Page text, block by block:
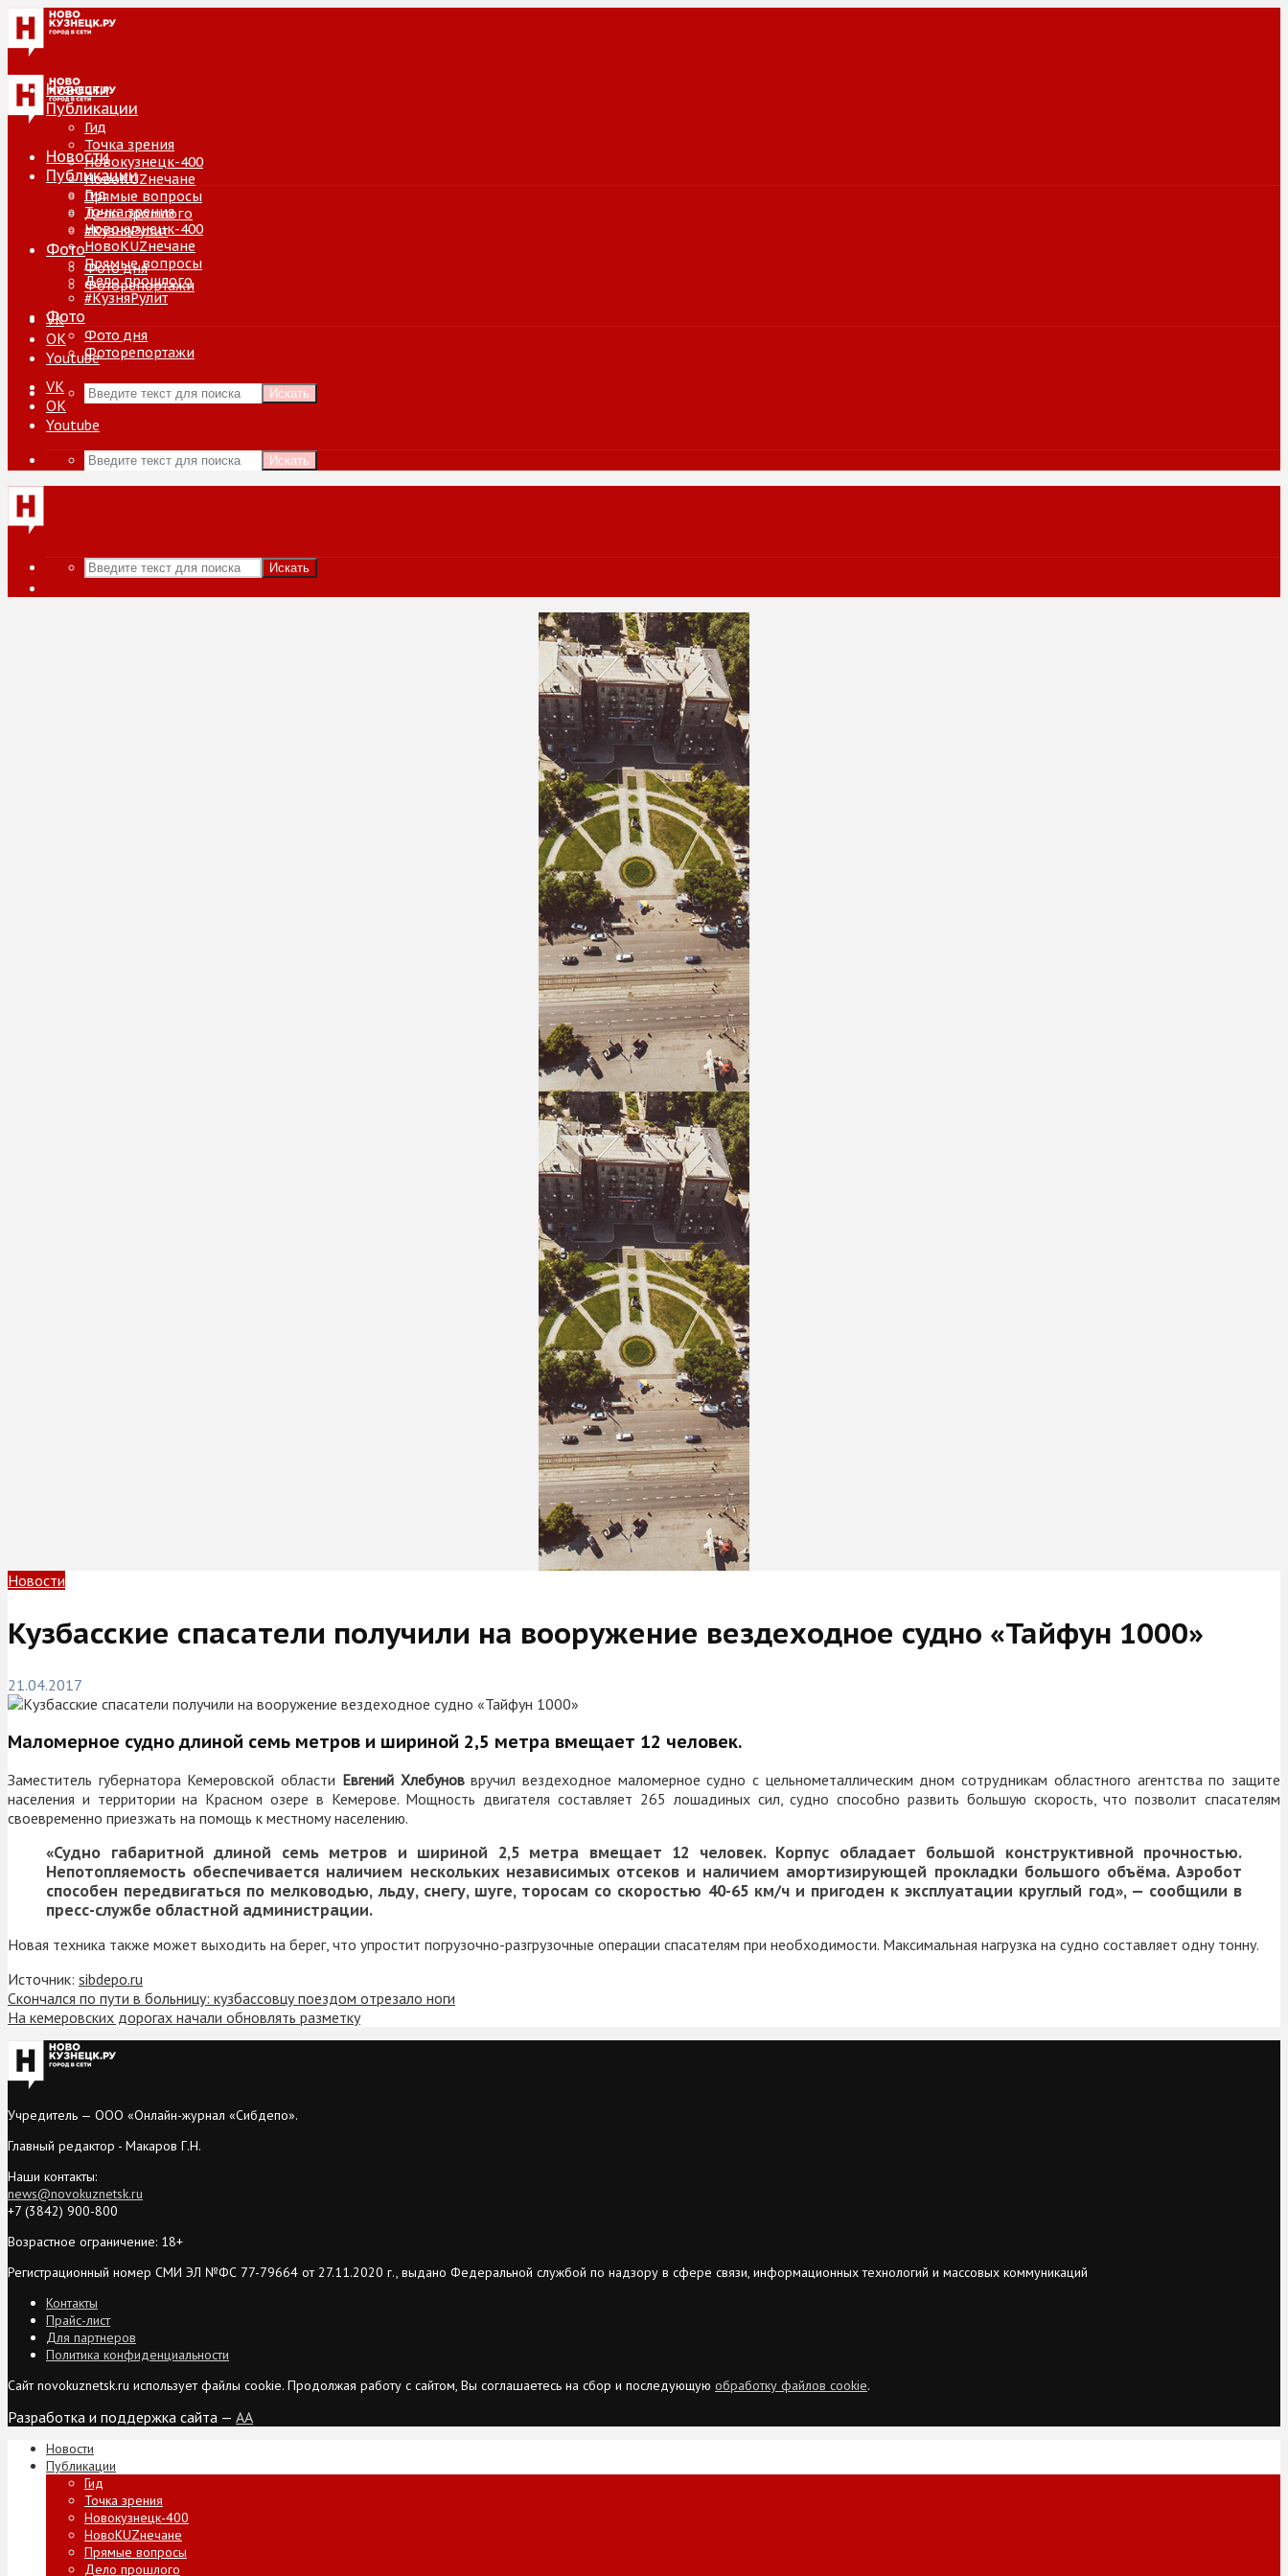
Новости
Публикации
Гид
Точка зрения
Новокузнецк-400
НовоKUZнечане
Прямые вопросы
Дело прошлого
#КузняРулит
Фото
Фото дня
Фоторепортажи
VK
ОК
Youtube
Искать
Новости
Публикации
Гид
Точка зрения
Новокузнецк-400
НовоKUZнечане
Прямые вопросы
Дело прошлого
#КузняРулит
Фото
Фото дня
Фоторепортажи
VK
ОК
Youtube
Искать
Искать
Новости
Кузбасские спасатели получили на вооружение вездеходное судно «Тайфун 1000»
21.04.2017
Маломерное судно длиной семь метров и шириной 2,5 метра вмещает 12 человек.
Заместитель губернатора Кемеровской области Евгений Хлебуноввручил вездеходное маломерное судно с цельнометаллическим дном сотрудникам областного агентства по защите
населения и территории на Красном озере в Кемерове. Мощность двигателя составляет 265 лошадиных сил, судно способно развить большую скорость, что позволит спасателям
своевременно приезжать на помощь к местному населению.
«Судно габаритной длиной семь метров и шириной 2,5 метра вмещает 12 человек. Корпус обладает большой конструктивной прочностью.
Непотопляемость обеспечивается наличием нескольких независимых отсеков и наличием амортизирующей прокладки большого объёма. Аэробот
способен передвигаться по мелководью, льду, снегу, шуге, торосам со скоростью 40-65 км/ч и пригоден к эксплуатации круглый год», — сообщили в
пресс-службе областной администрации.
Новая техника также может выходить на берег, что упростит погрузочно-разгрузочные операции спасателям при необходимости. Максимальная нагрузка на судно составляет одну тонну.
Источник: sibdepo.ru
Скончался по пути в больницу: кузбассовцу поездом отрезало ноги
На кемеровских дорогах начали обновлять разметку
Учредитель — ООО «Онлайн-журнал «Сибдепо».
Главный редактор - Макаров Г.Н.
Наши контакты:
news@novokuznetsk.ru
+7 (3842) 900-800
Возрастное ограничение: 18+
Регистрационный номер СМИ ЭЛ №ФС 77-79664 от 27.11.2020 г., выдано Федеральной службой по надзору в сфере связи, информационных технологий и массовых коммуникаций
Контакты
Прайс-лист
Для партнеров
Политика конфиденциальности
Сайт novokuznetsk.ru использует файлы cookie. Продолжая работу с сайтом, Вы соглашаетесь на сбор и последующую обработку файлов cookie.
Разработка и поддержка сайта — AA
Новости
Публикации
Гид
Точка зрения
Новокузнецк-400
НовоKUZнечане
Прямые вопросы
Дело прошлого